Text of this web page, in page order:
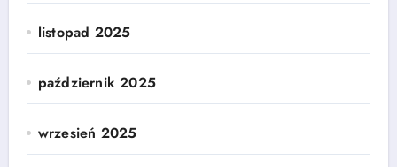
listopad 2025
październik 2025
wrzesień 2025